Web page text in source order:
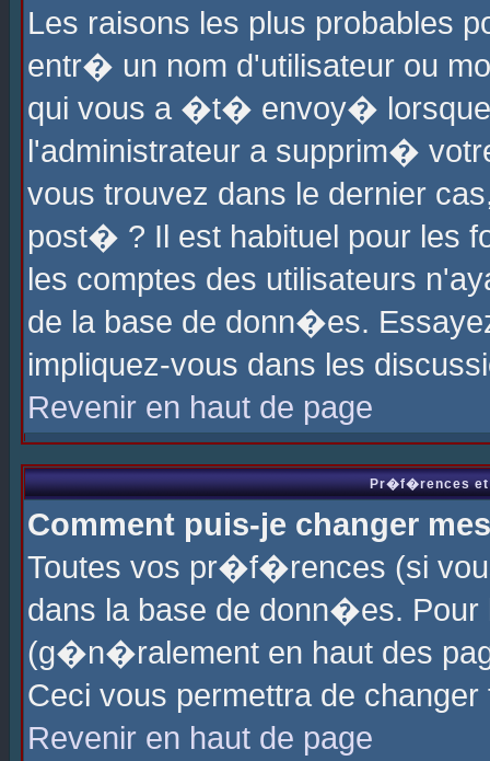
Les raisons les plus probables
entr� un nom d'utilisateur ou
qui vous a �t� envoy�
l'administrateur a supprim�
vous trouvez dans le dernier
post� ? Il est habituel pour les
les comptes des utilisateurs
de la base de donn�es.
impliquez-vous dans les
Revenir en haut de page
Pr�f�rences et
Comment puis-je changer
Toutes vos pr�f�rences (si
dans la base de donn�es.
(g�n�ralement en haut des
Ceci vous permettra de
Revenir en haut de page